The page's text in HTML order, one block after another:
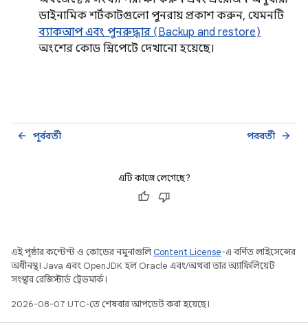
ডাইনামিক শর্টকাটগুলো পুনরায় প্রকাশ করুন, যেমনটি
ব্যাকআপ এবং পুনরুদ্ধার (Backup and restore)
অংশের কোড স্নিপেটে দেখানো হয়েছে।
পূর্ববর্তী
arrow_back পরবর্তী arrow_forward
এটি কাজে লেগেছে?
এই পৃষ্ঠার কন্টেন্ট ও কোডের নমুনাগুলিContent License-এ বর্ণিত লাইসেন্সের
অধীনস্থ। Java এবং OpenJDK হল Oracle এবং/অথবা তার অ্যাফিলিয়েট
সংস্থার রেজিস্টার্ড ট্রেডমার্ক।
2026-08-07 UTC-তে শেষবার আপডেট করা হয়েছে।